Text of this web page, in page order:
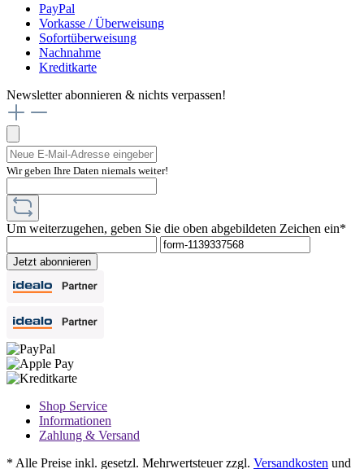
PayPal
Vorkasse / Überweisung
Sofortüberweisung
Nachnahme
Kreditkarte
Newsletter abonnieren & nichts verpassen!
Wir geben Ihre Daten niemals weiter!
Um weiterzugehen, geben Sie die oben abgebildeten Zeichen ein*
Jetzt abonnieren
Shop Service
Informationen
Zahlung & Versand
* Alle Preise inkl. gesetzl. Mehrwertsteuer zzgl. Versandkosten und